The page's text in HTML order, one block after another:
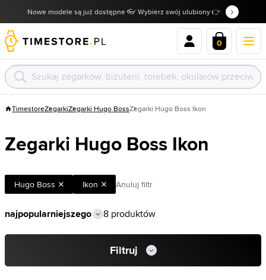
Nowe modele są już dostępne 👓 Wybierz swój ulubiony 👉
0
TimestoreZegarkiZegarki Hugo BossZegarki Hugo Boss Ikon
Zegarki Hugo Boss Ikon
Hugo Boss Ikon Anuluj filtr
8 produktów
Filtruj